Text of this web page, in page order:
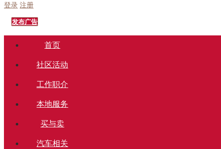
登录 注册
发布广告
首页
社区活动
工作职介
本地服务
买与卖
汽车相关